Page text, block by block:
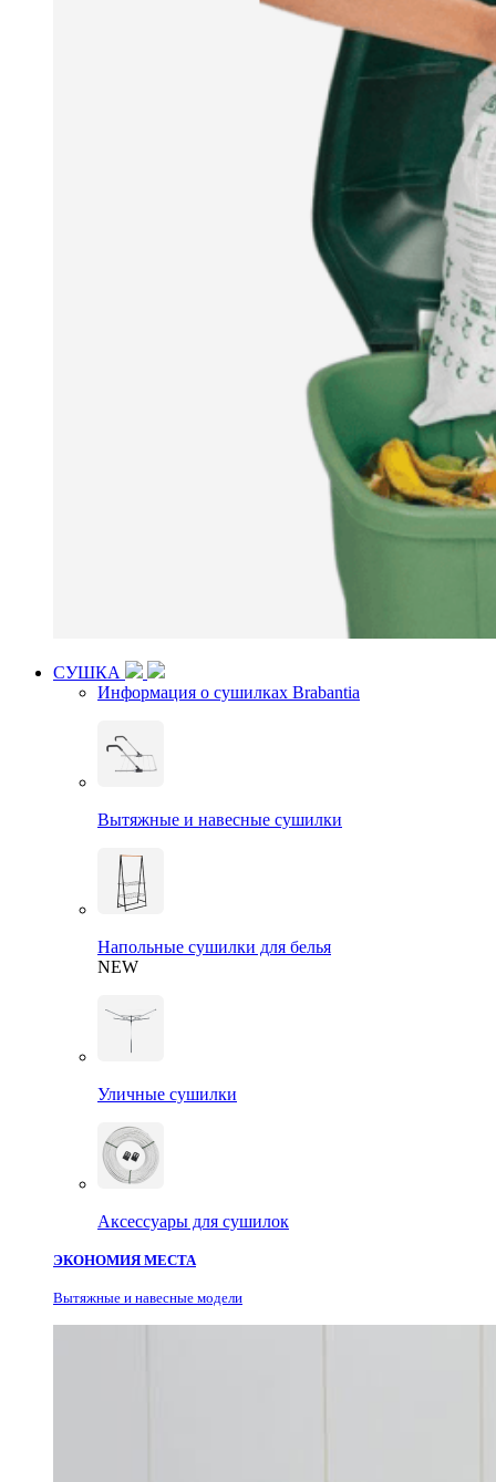
СУШКА
Информация о сушилках Brabantia
Вытяжные и навесные сушилки
Напольные сушилки для белья
NEW
Уличные сушилки
Аксессуары для сушилок
ЭКОНОМИЯ МЕСТА
Вытяжные и навесные модели